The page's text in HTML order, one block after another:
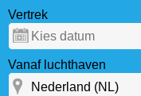
Vertrek
Vanaf luchthaven